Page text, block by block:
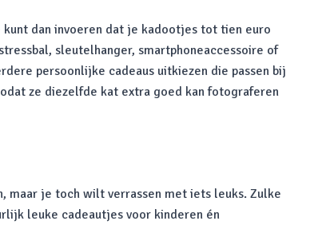
dan invoeren dat je kadootjes tot tien euro
sleutelhanger, smartphoneaccessoire of
persoonlijke cadeaus uitkiezen die passen bij
ze diezelfde kat extra goed kan fotograferen
maar je toch wilt verrassen met iets leuks. Zulke
leuke cadeautjes voor kinderen én